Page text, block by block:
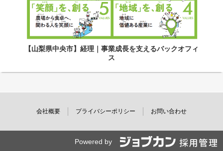
【山梨県中央市】経理｜事業成長を支えるバックオフィ
ス
会社概要 プライバシーポリシー お問い合わせ
Powered by